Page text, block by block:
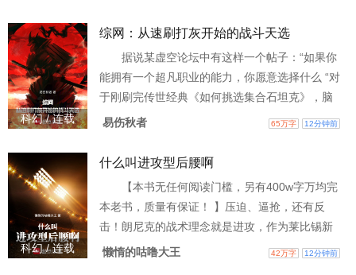
续约。 她却只留下一纸离婚协议，消失得干干净
业版图正被神秘的科技新贵以恐怖速度蚕食。五
年后，发布会上。 傅沉舟看着台上那个光芒万丈
的女人，几乎捏碎
科幻 / 连载
综网：从速刷打灰开始的战斗天选
据说某虚空论坛中有这样一个帖子：“如果你
能拥有一个超凡职业的能力，你愿意选择什么 “对
于刚刷完传世经典《如何挑选集合石坦克》，脑
子里全是 “合波”的易青锋则顺手选了一个圣骑
青锋不由得陷入沉思：等等，这个圣骑士的光环
你完成了一次每日副本，你解锁了随机副本天赋
群[怪物数量]……”异……异界天赋树？ ——这是
一个战
易伤秋者 65万字 12分钟前
科幻 / 连载
什么叫进攻型后腰啊
【本书无任何阅读门槛，另有400w字万均完
本老书，质量有保证！ 】压迫、逼抢，还有反
击！朗尼克的战术理念就是进攻，作为莱比锡新
帅，他立誓要将自己的足球理念发扬光大。 教练
懒惰的咕噜大王 42万字 12分钟前